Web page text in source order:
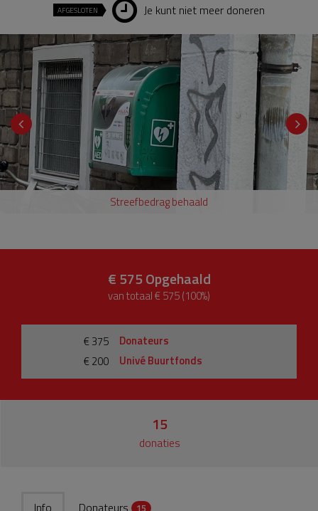
AFGESLOTEN Je kunt niet meer doneren
Streefbedrag behaald
€ 575Opgehaald
van totaal € 575 (100%)
€ 375
Donateurs
€ 200
Univé Buurtfonds
15
donaties
Info Donateurs 15